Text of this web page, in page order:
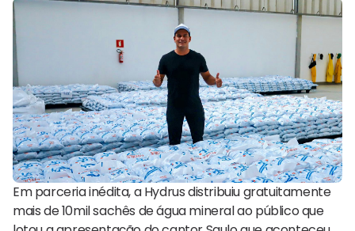
Em parceria inédita, a Hydrus distribuiu gratuitamente
mais de 10mil sachês de água mineral ao público que